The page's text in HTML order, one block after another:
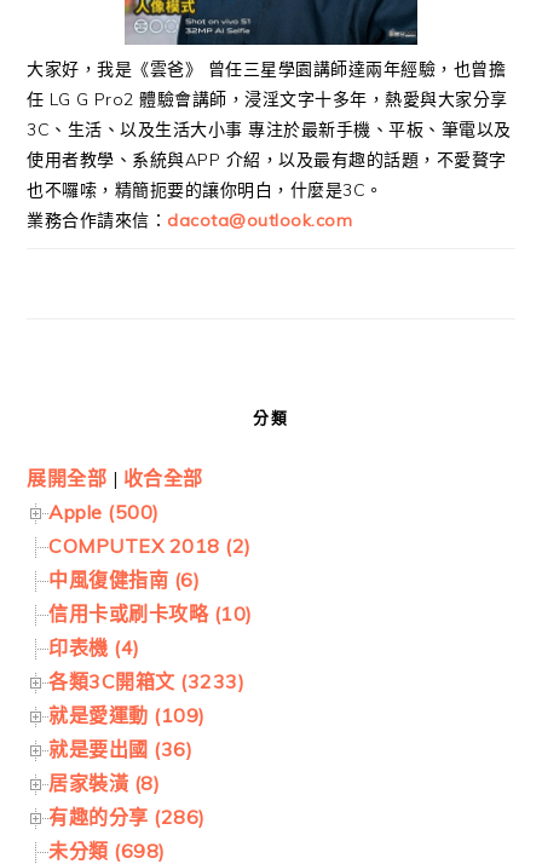
大家好，我是《雲爸》 曾任三星學園講師達兩年經驗，也曾擔
任 LG G Pro2 體驗會講師，浸淫文字十多年，熱愛與大家分享
3C、生活、以及生活大小事 專注於最新手機、平板、筆電以及
使用者教學、系統與APP 介紹，以及最有趣的話題，不愛贅字
也不囉嗦，精簡扼要的讓你明白，什麼是3C。
業務合作請來信： dacota@outlook.com
分類
展開全部 | 收合全部
Apple (500)
COMPUTEX 2018 (2)
中風復健指南 (6)
信用卡或刷卡攻略 (10)
印表機 (4)
各類3C開箱文 (3233)
就是愛運動 (109)
就是要出國 (36)
居家裝潢 (8)
有趣的分享 (286)
未分類 (698)